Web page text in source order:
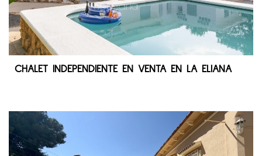
CHALET INDEPENDIENTE EN VENTA EN LA ELIANA